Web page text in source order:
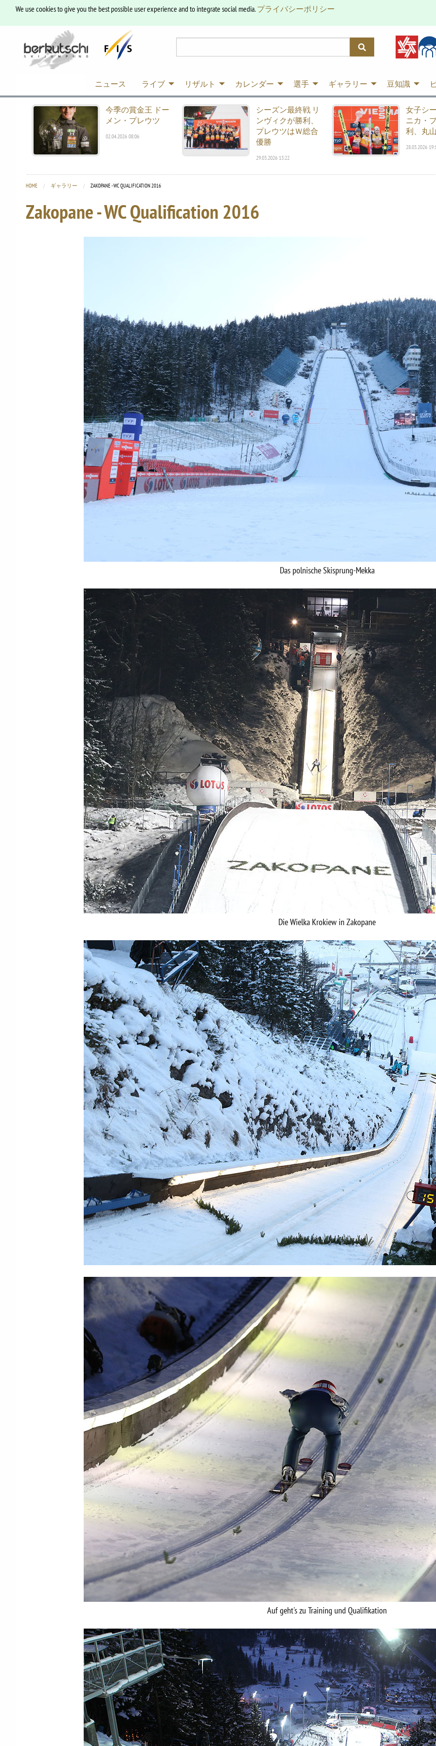
We use cookies to give you the best possible user experience and to integrate social media.プライバシーポリシー
ニュース ライブ リザルト カレンダー 選手 ギャラリー 豆知識
今季の賞金王 ドー
メン・プレウツ
02.04.2026 08:06
シーズン最終戦 リ
ンヴィクが勝利、
プレウツはＷ総合
優勝
29.03.2026 13:22
女子シ
ニカ・
利、丸
28.03.2026
HOME ギャラリー CURRENT:
ZAKOPANE - WC QUALIFICATION 2016
Zakopane - WC Qualification 2016
Das polnische Skisprung-Mekka
Die Wielka Krokiew in Zakopane
Auf geht's zu Training und Qualifikation